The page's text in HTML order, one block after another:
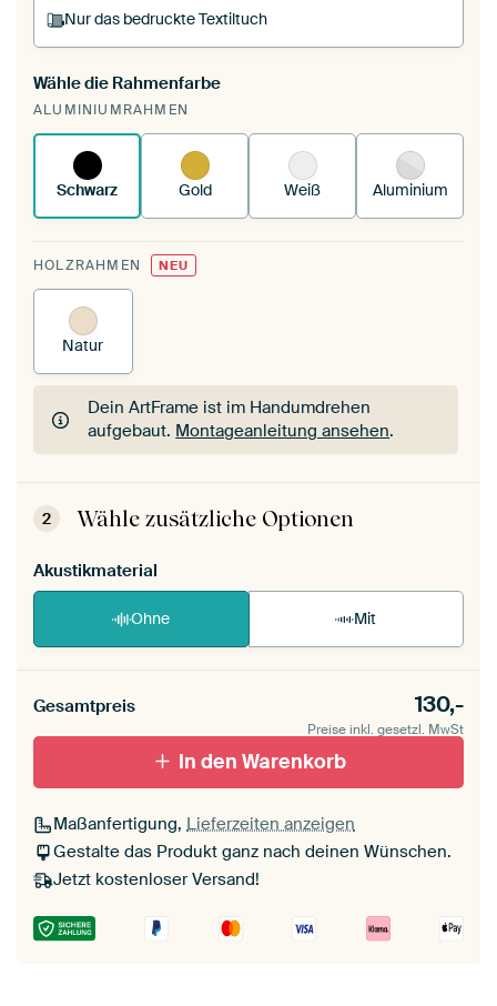
Nur das bedruckte Textiltuch
Du spannst einen wechselbaren Textiltuch in
deinen vorhandenen ArtFrame™.
funktioniert es.
Wähle die Rahmenfarbe
ALUMINIUMRAHMEN
Schwarz Gold Weiß Aluminium
HOLZRAHMEN NEU
Natur
Dein ArtFrame ist im Handumdrehen
aufgebaut. Montageanleitung ansehen.
Dein ArtFrame ist im Handumdrehen
aufgebaut.Montageanleitung ansehen
2 Wähle zusätzliche Optionen
Akustikmaterial
Ohne Mit
Gesamtpreis 130,-
Preise inkl. gesetzl. MwSt
In den Warenkorb
Maßanfertigung, Lieferzeiten anzeigen
Gestalte das Produkt ganz nach deinen Wünschen.
Jetzt kostenloser Versand!